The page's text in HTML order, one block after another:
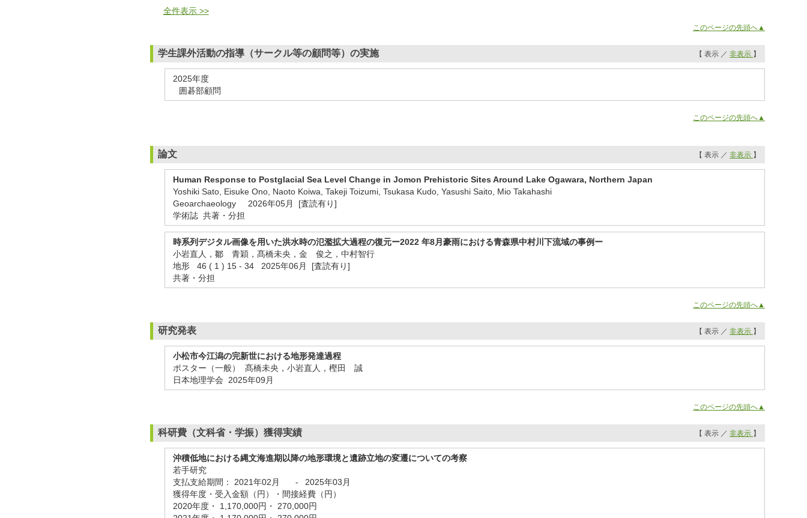
全件表示 >>
このページの先頭へ▲
学生課外活動の指導（サークル等の顧問等）の実施 【 表示 ／ 非表示 】
2025年度
囲碁部顧問
このページの先頭へ▲
論文 【 表示 ／ 非表示 】
Human Response to Postglacial Sea Level Change in Jomon Prehistoric Sites Around Lake Ogawara, Northern Japan
Yoshiki Sato, Eisuke Ono, Naoto Koiwa, Takeji Toizumi, Tsukasa Kudo, Yasushi Saito, Mio Takahashi
Geoarchaeology 2026年05月 [査読有り]
学術誌 共著・分担
時系列デジタル画像を用いた洪水時の氾濫拡大過程の復元ー2022 年8月豪雨における青森県中村川下流域の事例ー
小岩直人，鄒 青穎，髙橋未央，金 俊之，中村智行
地形 46 ( 1 ) 15 - 34 2025年06月 [査読有り]
共著・分担
このページの先頭へ▲
研究発表 【 表示 ／ 非表示 】
小松市今江潟の完新世における地形発達過程
ポスター（一般） 髙橋未央，小岩直人，樫田 誠
日本地理学会
2025年09月
このページの先頭へ▲
科研費（文科省・学振）獲得実績 【 表示 ／ 非表示 】
沖積低地における縄文海進期以降の地形環境と遺跡立地の変遷についての考察
若手研究
支払支給期間：
2021年02月 -
2025年03月
獲得年度・受入金額（円）・間接経費（円）
2020年度・ 1,170,000円・ 270,000円